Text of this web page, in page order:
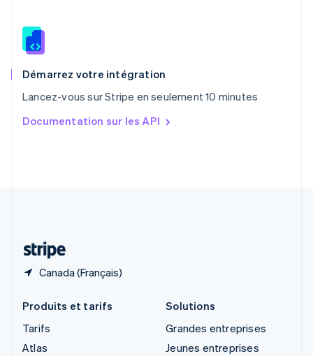
Démarrez votre intégration
Lancez-vous sur Stripe en seulement 10 minutes
Documentation sur les API
Canada (Français)
Roumanie
Royaume-Uni
English
English简体中文
English
Produits et tarifs
Tarifs
Atlas
Solutions
Grandes entreprises
Jeunes entreprises